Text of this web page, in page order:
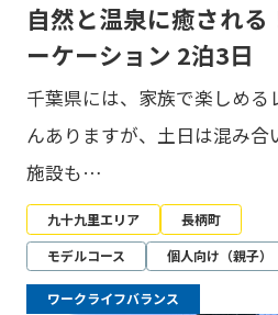
自然と温泉に癒され
ーケーション 2泊3日
千葉県には、家族で楽しめる
んありますが、土日は混み合
施設も…
九十九里エリア
長柄町
モデルコース
個人向け（親子）
ワークライフバランス